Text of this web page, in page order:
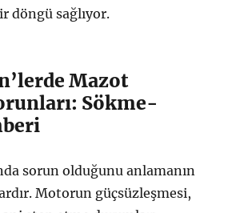
döngü sağlıyor.
Mazot
Sökme-
sorun olduğunu anlamanın
Motorun güçsüzleşmesi,